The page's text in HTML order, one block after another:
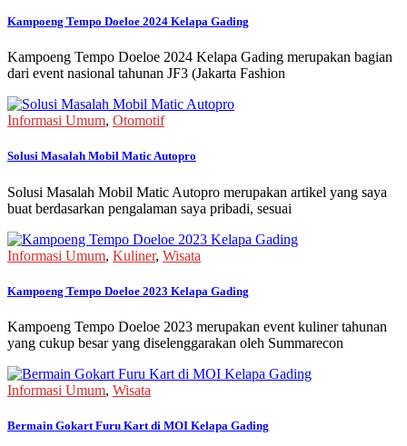
Kampoeng Tempo Doeloe 2024 Kelapa Gading
Kampoeng Tempo Doeloe 2024 Kelapa Gading merupakan bagian
dari event nasional tahunan JF3 (Jakarta Fashion
Informasi Umum, Otomotif
Solusi Masalah Mobil Matic Autopro
Solusi Masalah Mobil Matic Autopro merupakan artikel yang saya
buat berdasarkan pengalaman saya pribadi, sesuai
Informasi Umum, Kuliner, Wisata
Kampoeng Tempo Doeloe 2023 Kelapa Gading
Kampoeng Tempo Doeloe 2023 merupakan event kuliner tahunan
yang cukup besar yang diselenggarakan oleh Summarecon
Informasi Umum, Wisata
Bermain Gokart Furu Kart di MOI Kelapa Gading